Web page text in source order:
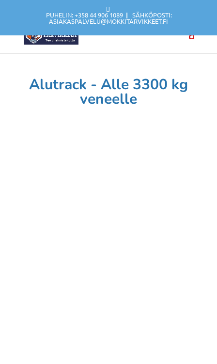
PUHELIN: +358 44 906 1089 |SÄHKÖPOSTI:
ASIAKASPALVELU@MOKKITARVIKKEET.FI
Alutrack - Alle 3300 kg
veneelle